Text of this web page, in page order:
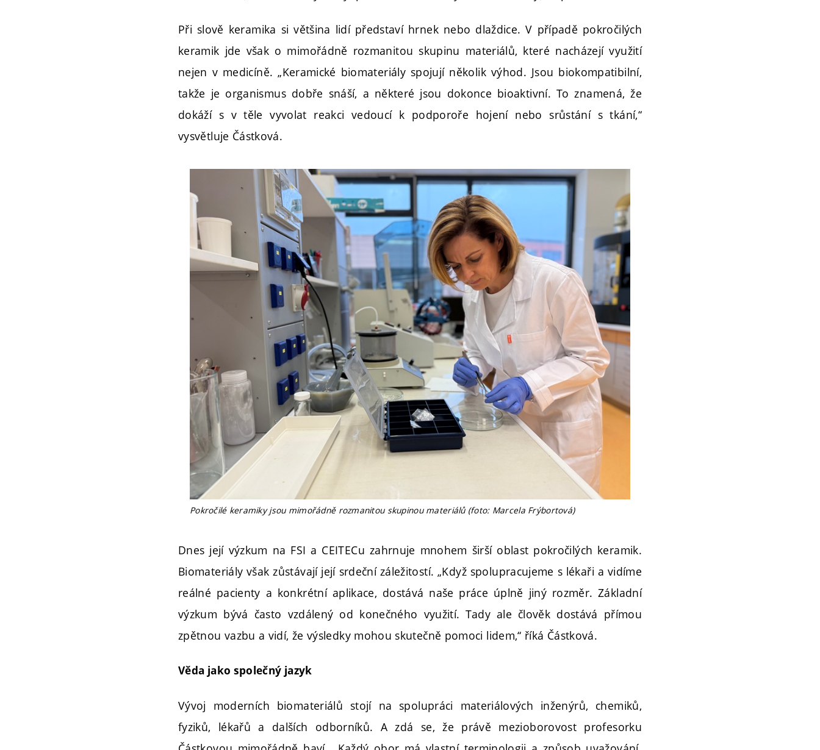
Při slově keramika si většina lidí představí hrnek nebo dlaždice. V případě pokročilých
keramik jde však o mimořádně rozmanitou skupinu materiálů, které nacházejí využití
nejen v medicíně. „Keramické biomateriály spojují několik výhod. Jsou biokompatibilní,
takže je organismus dobře snáší, a některé jsou dokonce bioaktivní. To znamená, že
dokáží s v těle vyvolat reakci vedoucí k podporoře hojení nebo srůstání s tkání,“
vysvětluje Částková.
Pokročilé keramiky jsou mimořádně rozmanitou skupinou materiálů (foto: Marcela Frýbortová)
Dnes její výzkum na FSI a CEITECu zahrnuje mnohem širší oblast pokročilých keramik.
Biomateriály však zůstávají její srdeční záležitostí. „Když spolupracujeme s lékaři a vidíme
reálné pacienty a konkrétní aplikace, dostává naše práce úplně jiný rozměr. Základní
výzkum bývá často vzdálený od konečného využití. Tady ale člověk dostává přímou
zpětnou vazbu a vidí, že výsledky mohou skutečně pomoci lidem,“ říká Částková.
Věda jako společný jazyk
Vývoj moderních biomateriálů stojí na spolupráci materiálových inženýrů, chemiků,
fyziků, lékařů a dalších odborníků. A zdá se, že právě mezioborovost profesorku